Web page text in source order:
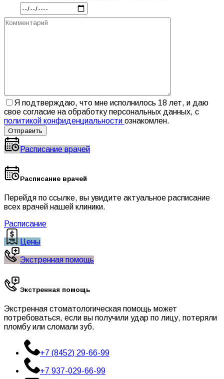
Я подтверждаю, что мне исполнилось 18 лет, и даю
свое согласие на обработку персональных данных, с
политикой конфиденциальности ознакомлен.
Расписание врачей
Расписание врачей
Перейдя по ссылке, вы увидите актуальное расписание
всех врачей нашей клиники.
Расписание
Цены
Экстренная помощь
Экстренная помощь
Экстренная стоматологическая помощь может
потребоваться, если вы получили удар по лицу, потеряли
пломбу или сломали зуб.
+7 (8452) 29-66-99
+7 937-029-66-99